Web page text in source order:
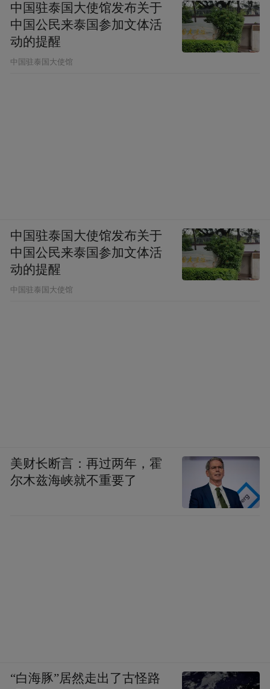
中国驻泰国大使馆发布关于
中国公民来泰国参加文体活
动的提醒
中国驻泰国大使馆
中国驻泰国大使馆发布关于
中国公民来泰国参加文体活
动的提醒
中国驻泰国大使馆
美财长断言：再过两年，霍
尔木兹海峡就不重要了
“白海豚”居然走出了古怪路